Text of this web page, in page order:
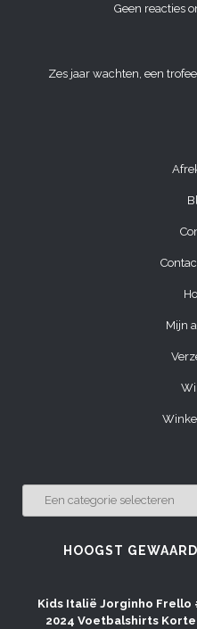
Geen reacties
Zes jaar wachten, een
Mijn
EEN
CATEGORIE
SELECTEREN
HOOGST
Kids Italië Jorginho Frello
2024 Voetbalshirts Korte